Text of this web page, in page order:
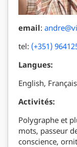
email:
tel: (+351)
Langues:
English,
Activités:
Polygraphe et
mots, passeur
conscience,